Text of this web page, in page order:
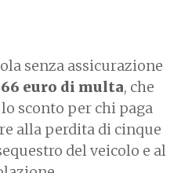
senza assicurazione
euro di multa, che
sconto per chi paga
alla perdita di cinque
del veicolo e al